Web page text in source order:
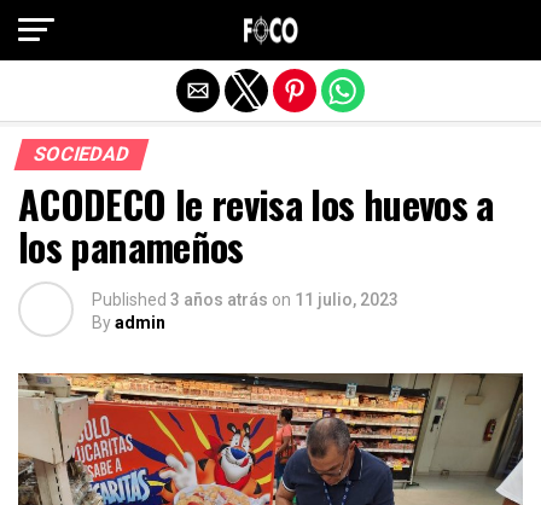
SOCIEDAD
ACODECO le revisa los huevos a
los panameños
Published 3 años atrás on 11 julio, 2023
Byadmin
Salir de la versión móvil